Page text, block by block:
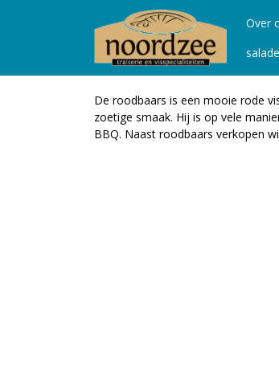
Over
De roodbaars is een mooie rode
zoetige smaak. Hij is op vele
BBQ. Naast roodbaars verkopen